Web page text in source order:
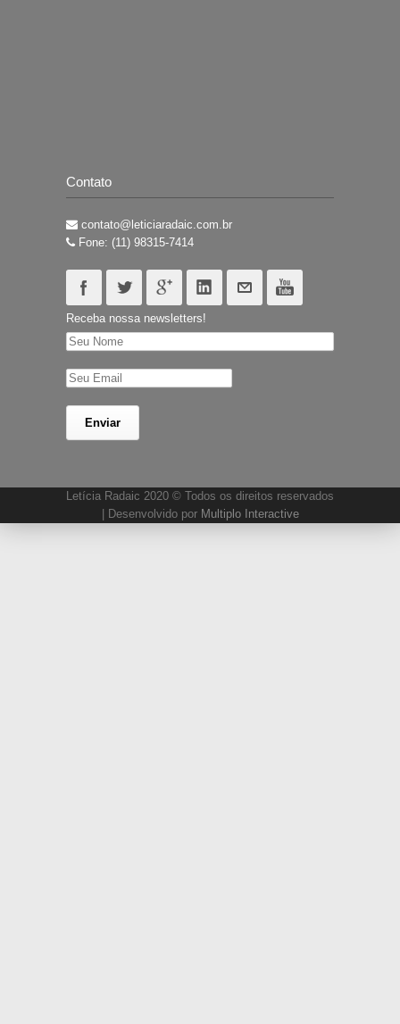
Contato
contato@leticiaradaic.com.br
Fone: (11) 98315-7414
Receba nossa newsletters!
Letícia Radaic 2020 © Todos os direitos reservados
| Desenvolvido por Multiplo Interactive